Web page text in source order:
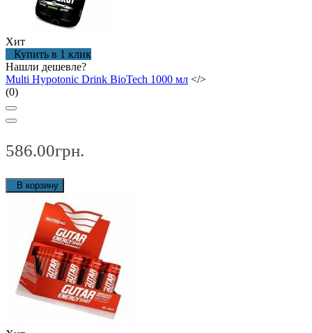
Хит
Купить в 1 клик
Нашли дешевле?
Multi Hypotonic Drink BioTech 1000 мл </>
(0)
586.00грн.
В корзину